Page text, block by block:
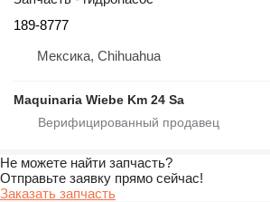
189-8777
Мексика, Chihuahua
Maquinaria Wiebe Km 24 Sa
Не можете найти запчасть?
Отправьте заявку прямо сейчас!
Заказать запчасть